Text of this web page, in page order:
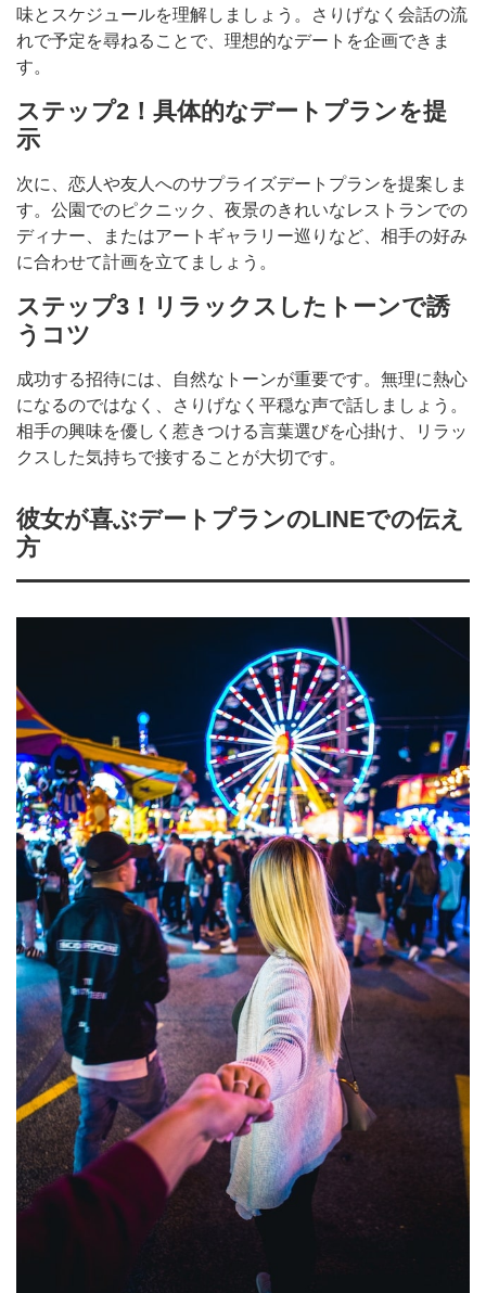
味とスケジュールを理解しましょう。さりげなく会話の流
れで予定を尋ねることで、理想的なデートを企画できま
す。
ステップ2！具体的なデートプランを提
示
次に、恋人や友人へのサプライズデートプランを提案しま
す。公園でのピクニック、夜景のきれいなレストランでの
ディナー、またはアートギャラリー巡りなど、相手の好み
に合わせて計画を立てましょう。
ステップ3！リラックスしたトーンで誘
うコツ
成功する招待には、自然なトーンが重要です。無理に熱心
になるのではなく、さりげなく平穏な声で話しましょう。
相手の興味を優しく惹きつける言葉選びを心掛け、リラッ
クスした気持ちで接することが大切です。
彼女が喜ぶデートプランのLINEでの伝え
方